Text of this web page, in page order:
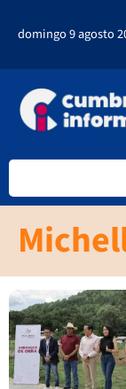
domingo 9 agosto